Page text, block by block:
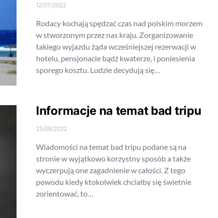
12/07/2022
Rodacy kochają spędzać czas nad polskim morzem
w stworzonym przez nas kraju. Zorganizowanie
takiego wyjazdu żąda wcześniejszej rezerwacji w
hotelu, pensjonacie bądź kwaterze, i poniesienia
sporego kosztu. Ludzie decydują się…
Informacje na temat bad tripu
25/08/2022
Wiadomości na temat bad tripu podane są na
stronie w wyjątkowo korzystny sposób a także
wyczerpują one zagadnienie w całości. Z tego
powodu kiedy ktokolwiek chciałby się świetnie
zorientować, to…